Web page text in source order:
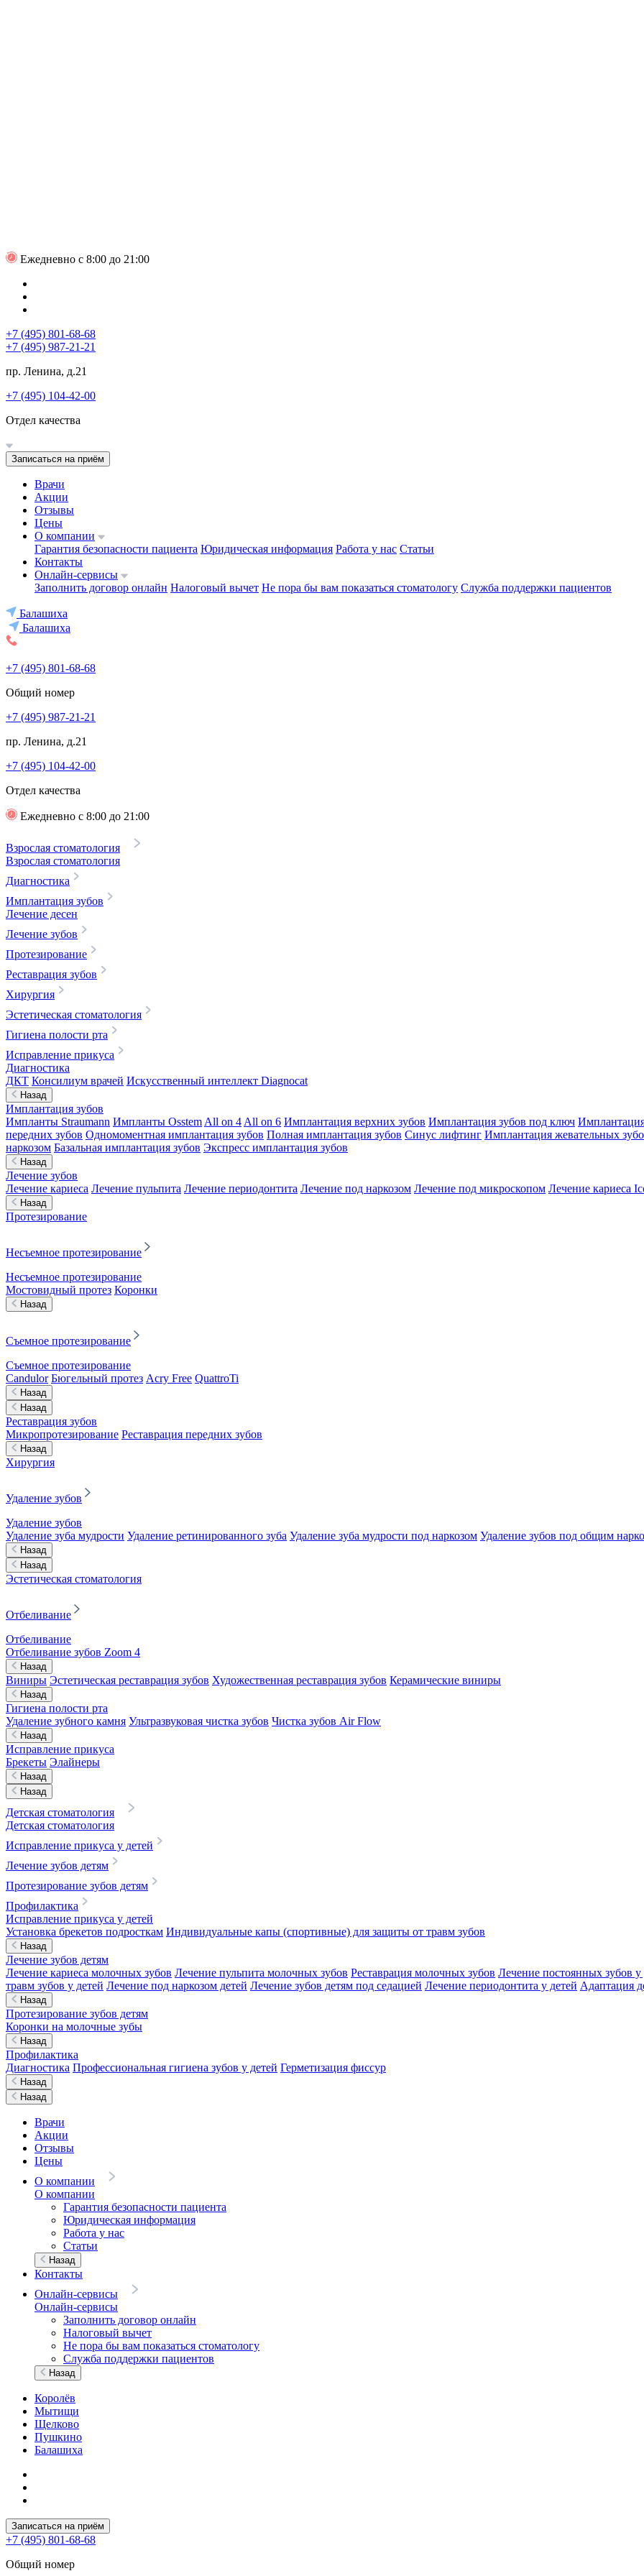
Ежедневно с 8:00 до 21:00
+7 (495) 801-68-68
+7 (495) 987-21-21
пр. Ленина, д.21
+7 (495) 104-42-00
Отдел качества
Записаться на приём
Врачи
Акции
Отзывы
Цены
О компании
Гарантия безопасности пациента Юридическая информация Работа у нас Статьи
Контакты
Онлайн-сервисы
Заполнить договор онлайн Налоговый вычет Не пора бы вам показаться стоматологу Служба поддержки пациентов
Балашиха
Балашиха
+7 (495) 801-68-68
Общий номер
+7 (495) 987-21-21
пр. Ленина, д.21
+7 (495) 104-42-00
Отдел качества
Ежедневно с 8:00 до 21:00
Взрослая стоматология
Взрослая стоматология
Диагностика
Имплантация зубов
Лечение десен
Лечение зубов
Протезирование
Реставрация зубов
Хирургия
Эстетическая стоматология
Гигиена полости рта
Исправление прикуса
Диагностика
ДКТ Консилиум врачей Искусственный интеллект Diagnocat
Назад
Имплантация зубов
Импланты Straumann Импланты Osstem All on 4 All on 6 Имплантация верхних зубов Имплантация зубов под ключ
передних зубов Одномоментная имплантация зубов Полная имплантация зубов Синус лифтинг Имплантация жевательных
наркозом Базальная имплантация зубов Экспресс имплантация зубов
Назад
Лечение зубов
Лечение кариеса Лечение пульпита Лечение периодонтита Лечение под наркозом Лечение под микроскопом Лечение кариеса
Назад
Протезирование
Несъемное протезирование
Несъемное протезирование
Мостовидный протез Коронки
Назад
Съемное протезирование
Съемное протезирование
Candulor Бюгельный протез Acry Free QuattroTi
Назад
Назад
Реставрация зубов
Микропротезирование Реставрация передних зубов
Назад
Хирургия
Удаление зубов
Удаление зубов
Удаление зуба мудрости Удаление ретинированного зуба Удаление зуба мудрости под наркозом Удаление зубов под общим
Назад
Назад
Эстетическая стоматология
Отбеливание
Отбеливание
Отбеливание зубов Zoom 4
Назад
Виниры Эстетическая реставрация зубов Художественная реставрация зубов Керамические виниры
Назад
Гигиена полости рта
Удаление зубного камня Ультразвуковая чистка зубов Чистка зубов Air Flow
Назад
Исправление прикуса
Брекеты Элайнеры
Назад
Назад
Детская стоматология
Детская стоматология
Исправление прикуса у детей
Лечение зубов детям
Протезирование зубов детям
Профилактика
Исправление прикуса у детей
Установка брекетов подросткам Индивидуальные капы (спортивные) для защиты от травм зубов
Назад
Лечение зубов детям
Лечение кариеса молочных зубов Лечение пульпита молочных зубов Реставрация молочных зубов Лечение постоянных зубов у
травм зубов у детей Лечение под наркозом детей Лечение зубов детям под седацией Лечение периодонтита у детей Адаптация
Назад
Протезирование зубов детям
Коронки на молочные зубы
Назад
Профилактика
Диагностика Профессиональная гигиена зубов у детей Герметизация фиссур
Назад
Назад
Врачи
Акции
Отзывы
Цены
О компании
О компании
Гарантия безопасности пациента
Юридическая информация
Работа у нас
Статьи
Назад
Контакты
Онлайн-сервисы
Онлайн-сервисы
Заполнить договор онлайн
Налоговый вычет
Не пора бы вам показаться стоматологу
Служба поддержки пациентов
Назад
Королёв
Мытищи
Щелково
Пушкино
Балашиха
Записаться на приём
+7 (495) 801-68-68
Общий номер